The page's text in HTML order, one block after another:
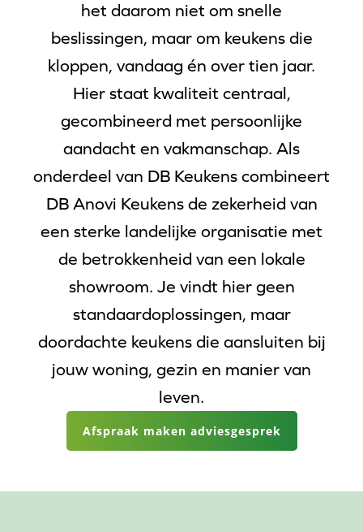
het daarom niet om snelle
beslissingen, maar om keukens die
kloppen, vandaag én over tien jaar.
Hier staat kwaliteit centraal,
gecombineerd met persoonlijke
aandacht en vakmanschap. Als
onderdeel van DB Keukens combineert
DB Anovi Keukens de zekerheid van
een sterke landelijke organisatie met
de betrokkenheid van een lokale
showroom. Je vindt hier geen
standaardoplossingen, maar
doordachte keukens die aansluiten bij
jouw woning, gezin en manier van
leven.
Afspraak maken adviesgesprek